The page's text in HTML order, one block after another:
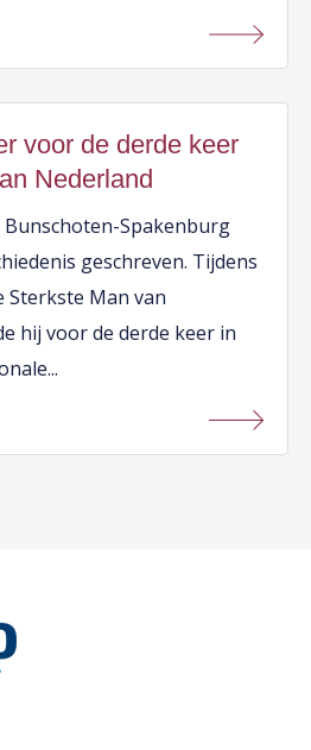
voor de derde keer
Nederland
Spakenburg
geschreven. Tijdens
Sterkste Man van
hij voor de derde keer in